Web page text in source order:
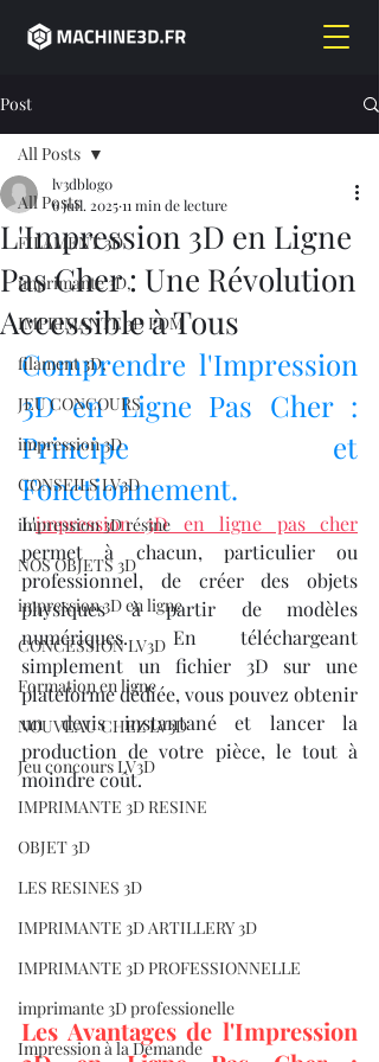
Post
All Posts
FILAMENT 3D
imprimante 3D,
IMPRIMANTE 3D FDM
filament 3D,
JEU CONCOURS
impression 3D
CONSEILS LV3D
impression 3D résine
NOS OBJETS 3D
impression 3D en ligne
CONCESSION LV3D
Formation en ligne
NOUVEAU CHEZ LV3D
Jeu concours LV3D
IMPRIMANTE 3D RESINE
OBJET 3D
LES RESINES 3D
IMPRIMANTE 3D ARTILLERY 3D
IMPRIMANTE 3D PROFESSIONNELLE
imprimante 3D professionelle
Impression à la Demande
All Posts
L'Impression 3D en Ligne
Pas Cher : Une Révolution
Accessible à Tous
lv3dblog0
6 juil. 202511 min de lecture
Comprendre l'Impression
3D en Ligne Pas Cher :
Principe et
Fonctionnement.
L'impression 3D en ligne pas cher
permet à chacun, particulier ou
professionnel, de créer des objets
physiques à partir de modèles
numériques. En téléchargeant
simplement un fichier 3D sur une
plateforme dédiée, vous pouvez obtenir
un devis instantané et lancer la
production de votre pièce, le tout à
moindre coût.​
Les Avantages de l'Impression